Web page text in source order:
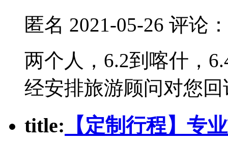
匿名 2021-05-26 评论：
两个人，6.2到喀什，
经安排旅游顾问对您
title: 【定制行程】专